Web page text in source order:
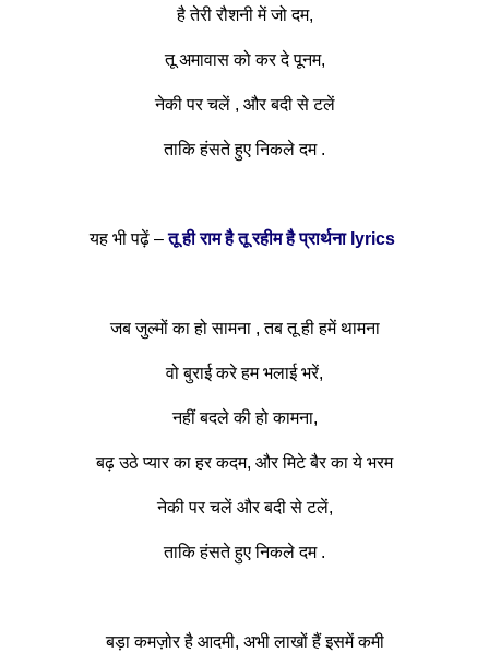
है तेरी रौशनी में जो दम,
तू अमावास को कर दे पूनम,
नेकी पर चलें , और बदी से टलें
ताकि हंसते हुए निकले दम .
यह भी पढ़ें –तू ही राम है तू रहीम है प्रार्थना lyrics
जब जुल्मों का हो सामना , तब तू ही हमें थामना
वो बुराई करे हम भलाई भरें,
नहीं बदले की हो कामना,
बढ़ उठे प्यार का हर कदम, और मिटे बैर का ये भरम
नेकी पर चलें और बदी से टलें,
ताकि हंसते हुए निकले दम .
बड़ा कमज़ोर है आदमी, अभी लाखों हैं इसमें कमी